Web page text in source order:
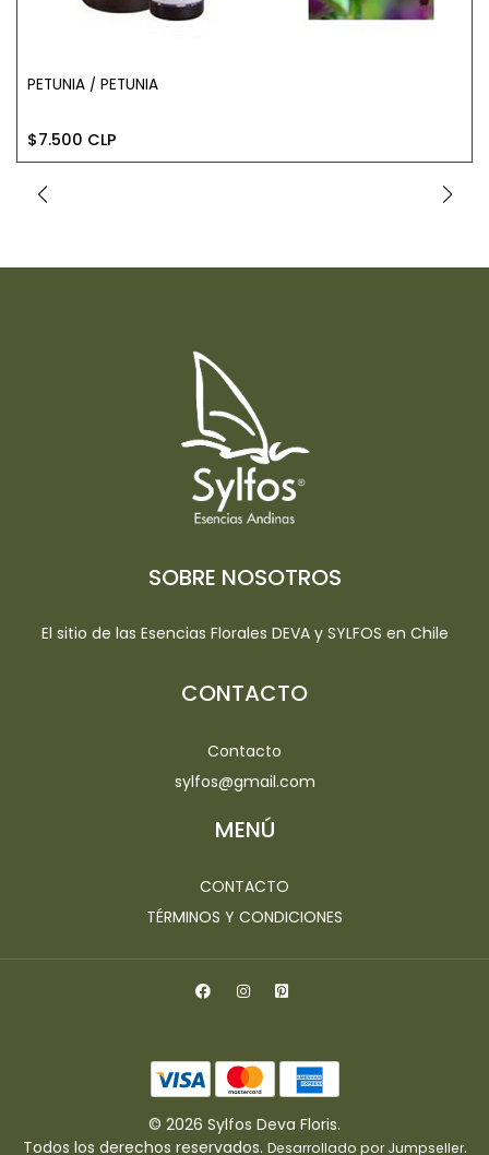
​PETUNIA / PETUNIA
$7.500 CLP
SOBRE NOSOTROS
El sitio de las Esencias Florales DEVA y SYLFOS en Chile
CONTACTO
Contacto
sylfos@gmail.com
MENÚ
CONTACTO
TÉRMINOS Y CONDICIONES
© 2026 Sylfos Deva Floris.
Todos los derechos reservados. Desarrollado por Jumpseller.